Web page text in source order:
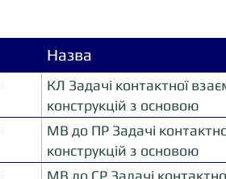
Назва
КЛ Задачі контактної
конструкцій з основою
МВ до ПР Задачі
конструкцій з основою
МВ до СР Задачі